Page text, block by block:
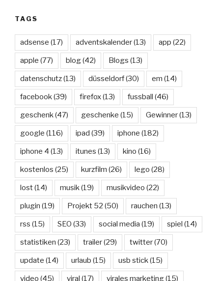
TAGS
adsense (17) adventskalender(13) app (22)
apple (77) blog(42) Blogs (13)
datenschutz(13) düsseldorf(30) em (14)
facebook(39) firefox(13) fussball (46)
geschenk(47) geschenke (15) Gewinner(13)
google (116) ipad (39) iphone (182)
iphone 4 (13) itunes (13) kino (16)
kostenlos (25) kurzfilm (26) lego (28)
lost(14) musik(19) musikvideo (22)
plugin (19) Projekt 52 (50) rauchen (13)
rss (15) SEO (33) social media (19) spiel (14)
statistiken (23) trailer(29) twitter(70)
update (14) urlaub (15) usb stick(15)
video (45) viral (17) virales marketing(15)